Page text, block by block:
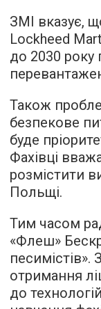
ЗМІ вказує,
Lockheed
до 2030 року
Також
безпекове
буде
Фахівці
розмістити
Польщі.
Тим часом
«Флеш»
песимістів».
отримання
до